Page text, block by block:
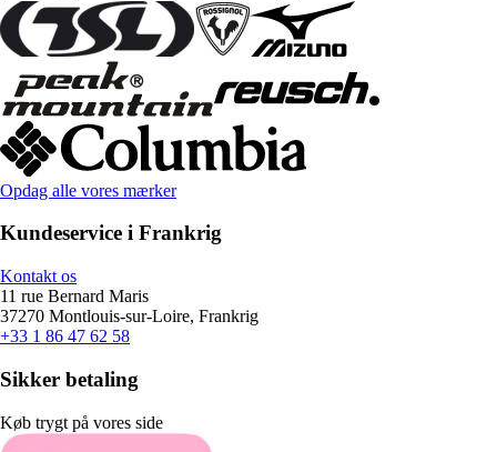
Opdag alle vores mærker
Kundeservice i Frankrig
Kontakt os
11 rue Bernard Maris
37270 Montlouis-sur-Loire, Frankrig
+33 1 86 47 62 58
Sikker betaling
Køb trygt på vores side